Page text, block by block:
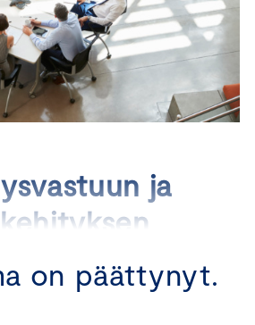
ja
työpöydälläsi?
on päättynyt.